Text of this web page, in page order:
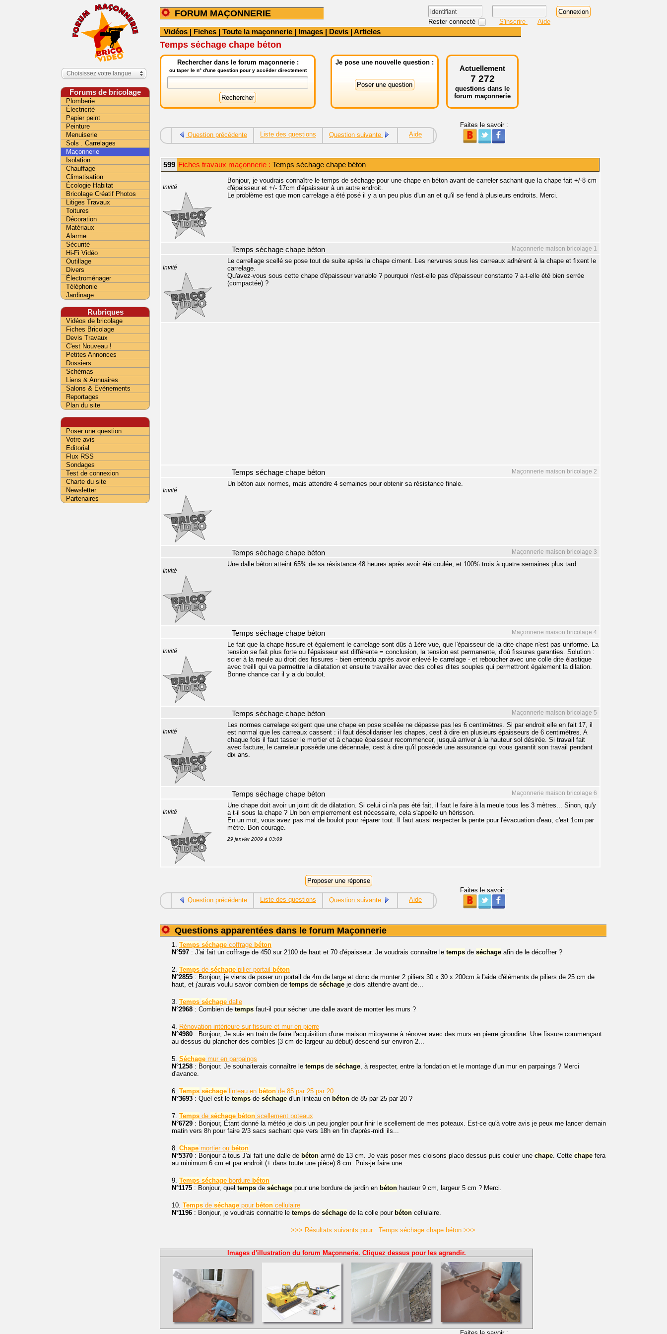
FORUM MAÇONNERIE
Rester connecté S'inscrire Aide
Vidéos | Fiches | Toute la maçonnerie | Images | Devis | Articles
Temps séchage chape béton
Rechercher dans le forum maçonnerie :
ou taper le n° d'une question pour y accéder directement
Je pose une nouvelle question :
Actuellement
7 272
questions dans le
forum maçonnerie
Question précédente Liste des questions Question suivante Aide
Faites le savoir :
599 Fiches travaux maçonnerie : Temps séchage chape béton
Invité
Bonjour, je voudrais connaître le temps de séchage pour une chape en béton avant de carreler sachant que la chape fait +/-8 cm
d'épaisseur et +/- 17cm d'épaisseur à un autre endroit.
Le problème est que mon carrelage a été posé il y a un peu plus d'un an et qu'il se fend à plusieurs endroits. Merci.
Maçonnerie maison bricolage 1
Temps séchage chape béton
Invité
Le carrellage scellé se pose tout de suite après la chape ciment. Les nervures sous les carreaux adhérent à la chape et fixent le
carrelage.
Qu'avez-vous sous cette chape d'épaisseur variable ? pourquoi n'est-elle pas d'épaisseur constante ? a-t-elle été bien serrée
(compactée) ?
Maçonnerie maison bricolage 2
Temps séchage chape béton
Invité
Un béton aux normes, mais attendre 4 semaines pour obtenir sa résistance finale.
Maçonnerie maison bricolage 3
Temps séchage chape béton
Invité
Une dalle béton atteint 65% de sa résistance 48 heures après avoir été coulée, et 100% trois à quatre semaines plus tard.
Maçonnerie maison bricolage 4
Temps séchage chape béton
Invité
Le fait que la chape fissure et également le carrelage sont dûs à 1ère vue, que l'épaisseur de la dite chape n'est pas uniforme. La
tension se fait plus forte ou l'épaisseur est différente = conclusion, la tension est permanente, d'où fissures garanties. Solution :
scier à la meule au droit des fissures - bien entendu après avoir enlevé le carrelage - et reboucher avec une colle dite élastique
avec treilli qui va permettre la dilatation et ensuite travailler avec des colles dites souples qui permettront également la dilation.
Bonne chance car il y a du boulot.
Maçonnerie maison bricolage 5
Temps séchage chape béton
Invité
Les normes carrelage exigent que une chape en pose scellée ne dépasse pas les 6 centimètres. Si par endroit elle en fait 17, il
est normal que les carreaux cassent : il faut désolidariser les chapes, cest à dire en plusieurs épaisseurs de 6 centimètres. A
chaque fois il faut tasser le mortier et à chaque épaisseur recommencer, jusquà arriver à la hauteur sol désirée. Si travail fait
avec facture, le carreleur possède une décennale, cest à dire qu'il possède une assurance qui vous garantit son travail pendant
dix ans.
Maçonnerie maison bricolage 6
Temps séchage chape béton
Invité
Une chape doit avoir un joint dit de dilatation. Si celui ci n'a pas été fait, il faut le faire à la meule tous les 3 mètres... Sinon, qu'y
a t-il sous la chape ? Un bon empierrement est nécessaire, cela s'appelle un hérisson.
En un mot, vous avez pas mal de boulot pour réparer tout. Il faut aussi respecter la pente pour l'évacuation d'eau, c'est 1cm par
mètre. Bon courage.
29 janvier 2009 à 03:09
Question précédente Liste des questions Question suivante Aide
Faites le savoir :
Questions apparentées dans le forum Maçonnerie
1. Temps séchage coffrage béton
N°597 : J'ai fait un coffrage de 450 sur 2100 de haut et 70 d'épaisseur. Je voudrais connaître le temps de séchage afin de le décoffrer ?
2. Temps de séchage pilier portail
béton
N°2855 : Bonjour, je viens de poser un portail de 4m de large et donc de monter 2 piliers 30 x 30 x 200cm à l'aide d'éléments de piliers de 25 cm de
haut, et j'aurais voulu savoir combien de temps de séchage je dois attendre avant de...
3. Temps séchage dalle
N°2968 : Combien de temps faut-il pour sécher une dalle avant de monter les murs ?
4. Rénovation intérieure sur fissure et mur en pierre
N°4980 : Bonjour, Je suis en train de faire l'acquisition d'une maison mitoyenne à rénover avec des murs en pierre girondine. Une fissure commençant
au dessus du plancher des combles (3 cm de largeur au début) descend sur environ 2...
5. Séchage mur en parpaings
N°1258 : Bonjour. Je souhaiterais connaître le temps de séchage, à respecter, entre la fondation et le montage d'un mur en parpaings ? Merci
d'avance.
6. Temps séchage linteau en béton de 85 par 25 par 20
N°3693 : Quel est le temps de séchage d'un linteau en béton de 85 par 25 par 20 ?
7. Temps de séchage béton scellement poteaux
N°6729 : Bonjour, Étant donné la météo je dois un peu jongler pour finir le scellement de mes poteaux. Est-ce qu'à votre avis je peux me lancer demain
matin vers 8h pour faire 2/3 sacs sachant que vers 18h en fin d'après-midi ils...
8. Chape mortier ou béton
N°5370 : Bonjour à tous J'ai fait une dalle de béton armé de 13 cm. Je vais poser mes cloisons placo dessus puis couler une chape. Cette chape fera
au minimum 6 cm et par endroit (+ dans toute une pièce) 8 cm. Puis-je faire une...
9. Temps séchage bordure béton
N°1175 : Bonjour, quel temps de séchage pour une bordure de jardin en béton hauteur 9 cm, largeur 5 cm ? Merci.
10. Temps de séchage pour béton cellulaire
N°1196 : Bonjour, je voudrais connaitre le temps de séchage de la colle pour béton cellulaire.
>>> Résultats suivants pour : Temps séchage chape béton >>>
Images d'illustration du forum Maçonnerie. Cliquez dessus pour les agrandir.
Choisissez votre langue
Forums de bricolage
Plomberie
Électricité
Papier peint
Peinture
Menuiserie
Sols . Carrelages
Maçonnerie
Isolation
Chauffage
Climatisation
Écologie Habitat
Bricolage Créatif Photos
Litiges Travaux
Toitures
Décoration
Matériaux
Alarme
Sécurité
Hi-Fi Vidéo
Outillage
Divers
Électroménager
Téléphonie
Jardinage
Rubriques
Vidéos de bricolage
Fiches Bricolage
Devis Travaux
C'est Nouveau !
Petites Annonces
Dossiers
Schémas
Liens & Annuaires
Salons & Evènements
Reportages
Plan du site
Poser une question
Votre avis
Editorial
Flux RSS
Sondages
Test de connexion
Charte du site
Newsletter
Partenaires